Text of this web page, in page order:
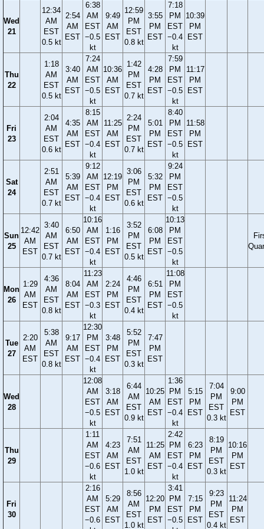
Wed
21
12:34
AM
EST
0.5 kt
2:54
AM
EST
6:38
AM
EST
−0.5
kt
9:49
AM
EST
12:59
PM
EST
0.8 kt
3:55
PM
EST
7:18
PM
EST
−0.4
kt
10:39
PM
EST
Thu
22
1:18
AM
EST
0.5 kt
3:40
AM
EST
7:24
AM
EST
−0.5
kt
10:36
AM
EST
1:42
PM
EST
0.7 kt
4:28
PM
EST
7:59
PM
EST
−0.5
kt
11:17
PM
EST
Fri
23
2:04
AM
EST
0.6 kt
4:35
AM
EST
8:15
AM
EST
−0.4
kt
11:25
AM
EST
2:24
PM
EST
0.7 kt
5:01
PM
EST
8:40
PM
EST
−0.5
kt
11:58
PM
EST
Sat
24
2:51
AM
EST
0.7 kt
5:39
AM
EST
9:12
AM
EST
−0.4
kt
12:19
PM
EST
3:06
PM
EST
0.6 kt
5:32
PM
EST
9:24
PM
EST
−0.5
kt
Sun
25
12:42
AM
EST
3:40
AM
EST
0.7 kt
6:50
AM
EST
10:16
AM
EST
−0.4
kt
1:16
PM
EST
3:52
PM
EST
0.5 kt
6:08
PM
EST
10:13
PM
EST
−0.5
kt
Mon
26
1:29
AM
EST
4:36
AM
EST
0.8 kt
8:04
AM
EST
11:23
AM
EST
−0.3
kt
2:24
PM
EST
4:46
PM
EST
0.4 kt
6:51
PM
EST
11:08
PM
EST
−0.5
kt
Tue
27
2:20
AM
EST
5:38
AM
EST
0.8 kt
9:17
AM
EST
12:30
PM
EST
−0.4
kt
3:48
PM
EST
5:52
PM
EST
0.3 kt
7:47
PM
EST
Wed
28
12:08
AM
EST
−0.5
kt
3:18
AM
EST
6:44
AM
EST
0.9 kt
10:25
AM
EST
1:36
PM
EST
−0.4
kt
5:15
PM
EST
7:04
PM
EST
0.3 kt
9:00
PM
EST
Thu
29
1:11
AM
EST
−0.6
kt
4:23
AM
EST
7:51
AM
EST
1.0 kt
11:25
AM
EST
2:42
PM
EST
−0.4
kt
6:23
PM
EST
8:19
PM
EST
0.3 kt
10:16
PM
EST
Fri
30
2:16
AM
EST
−0.6
5:29
AM
EST
8:56
AM
EST
1.0 kt
12:20
PM
EST
3:41
PM
EST
−0.5
7:15
PM
EST
9:23
PM
EST
0.4 kt
11:24
PM
EST